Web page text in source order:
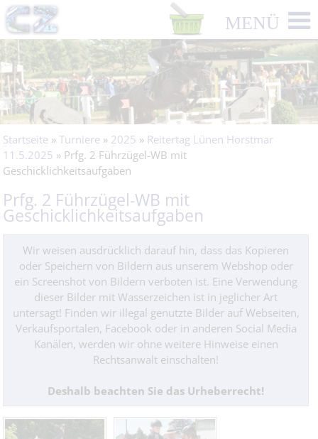
Startseite »Turniere » 2025 » Reitertag Lünen Horstmar
11.5.2025 » Prfg. 2 Führzügel-WB mit
Geschicklichkeitsaufgaben
Prfg. 2 Führzügel-WB mit
Geschicklichkeitsaufgaben
Wir weisen ausdrücklich darauf hin, dass das Kopieren
oder Speichern von Bildern aus unserem Webshop oder
ein Screenshot von Bildern verboten ist. Eine Verwendung
dieser Bilder mit Wasserzeichen ist in jeglicher Art
untersagt! Finden wir illegal genutzte Bilder auf Webseiten,
Verkaufsportalen, Facebook oder in anderen Social Media
Kanälen, werden wir ohne weitere Hinweise einen
Rechtsanwalt einschalten!
Deshalb beachten Sie das Urheberrecht!